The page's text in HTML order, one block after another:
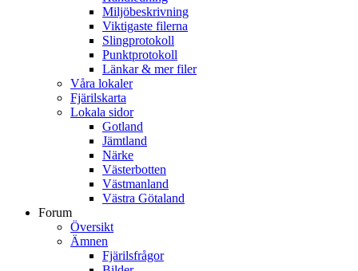
Miljöbeskrivning
Viktigaste filerna
Slingprotokoll
Punktprotokoll
Länkar & mer filer
Våra lokaler
Fjärilskarta
Lokala sidor
Gotland
Jämtland
Närke
Västerbotten
Västmanland
Västra Götaland
Forum
Översikt
Ämnen
Fjärilsfrågor